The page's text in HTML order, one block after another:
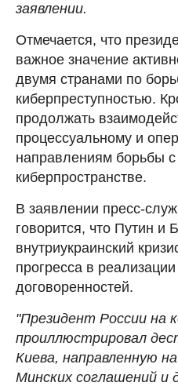
заявлении.
Отмечается, что
важное значение
двумя странами по
киберпреступностью.
продолжать
процессуальному и
направлениям борьбы с
киберпространстве.
В заявлении пресс-
говорится, что Путин и
внутриукраинский
прогресса в
договоренностей.
"Президент России на
проиллюстрировал
Киева, направленную
Минских соглашений и